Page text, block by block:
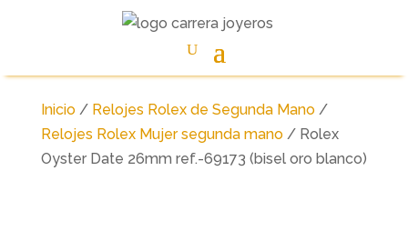
Inicio/ Relojes Rolex de Segunda Mano/
Relojes Rolex Mujer segunda mano/ Rolex
Oyster Date 26mm ref.-69173 (bisel oro blanco)